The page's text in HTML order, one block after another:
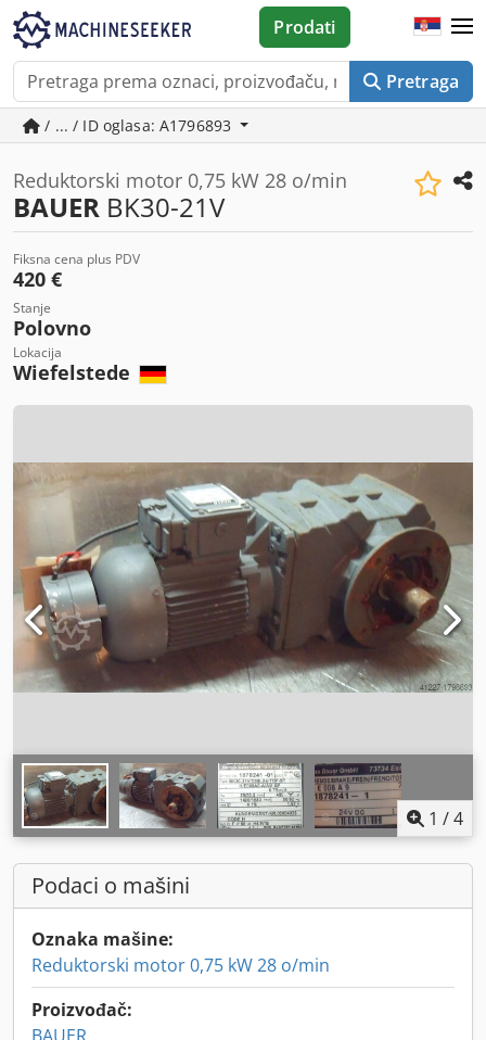
Pretraga
Prodati
/ ... / ID oglasa: A1796893
Reduktorski motor 0,75 kW 28 o/min
BAUER BK30-21V
Fiksna cena plus PDV
420 €
Stanje
Polovno
Lokacija
Wiefelstede
1 /4
Podaci o mašini
Oznaka mašine:
Reduktorski motor 0,75 kW 28 o/min
Proizvođač: